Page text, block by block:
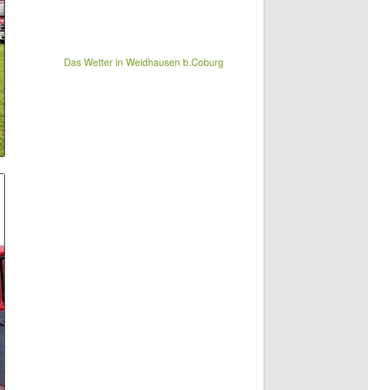
Das Wetter in Weidhausen b.Coburg